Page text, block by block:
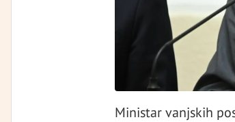
Ministar vanjskih